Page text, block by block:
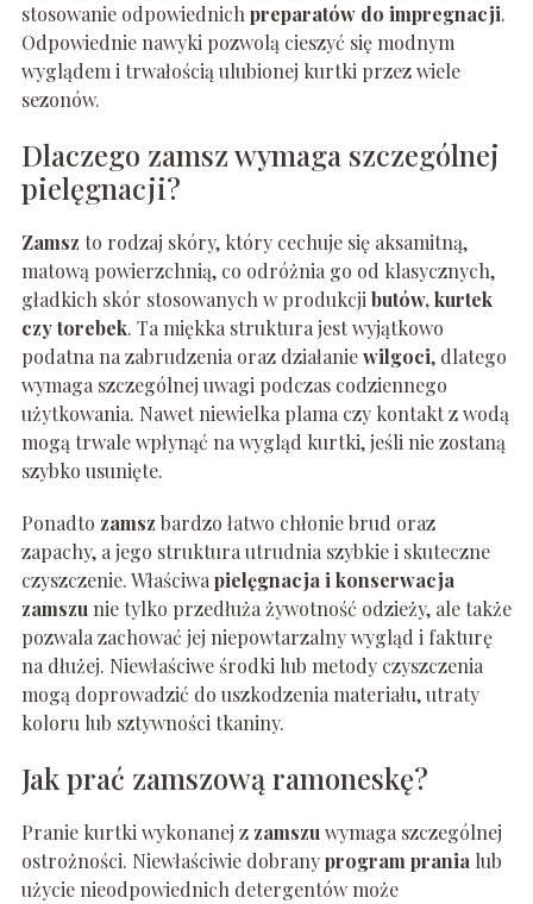
stosowanie odpowiednichpreparatów do impregnacji.
Odpowiednie nawyki pozwolą cieszyć się modnym
wyglądem i trwałością ulubionej kurtki przez wiele
sezonów.
Dlaczego zamsz wymaga szczególnej
pielęgnacji?
Zamsz to rodzaj skóry, który cechuje się aksamitną,
matową powierzchnią, co odróżnia go od klasycznych,
gładkich skór stosowanych w produkcjibutów, kurtek
czy torebek. Ta miękka struktura jest wyjątkowo
podatna na zabrudzenia oraz działaniewilgoci, dlatego
wymaga szczególnej uwagi podczas codziennego
użytkowania. Nawet niewielka plama czy kontakt z wodą
mogą trwale wpłynąć na wygląd kurtki, jeśli nie zostaną
szybko usunięte.
Ponadto zamsz bardzo łatwo chłonie brud oraz
zapachy, a jego struktura utrudnia szybkie i skuteczne
czyszczenie. Właściwapielęgnacja i konserwacja
zamszunie tylko przedłuża żywotność odzieży, ale także
pozwala zachować jej niepowtarzalny wygląd i fakturę
na dłużej. Niewłaściwe środki lub metody czyszczenia
mogą doprowadzić do uszkodzenia materiału, utraty
koloru lub sztywności tkaniny.
Jak prać zamszową ramoneskę?
Pranie kurtki wykonanej z zamszuwymaga szczególnej
ostrożności. Niewłaściwie dobranyprogram pranialub
użycie nieodpowiednich detergentów może